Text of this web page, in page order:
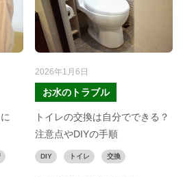
2026年1月6日
お水のトラブル
トイレの交換は自分でできる？
注意点やDIYの手順
DIY トイレ 交換